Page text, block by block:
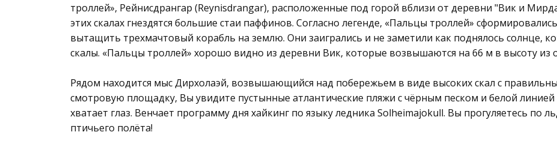
троллей», Рейнисдрангар (Reynisdrangаr), расположенные под горой вблизи от деревни "Вик и
этих скалах гнездятся большие стаи паффинов. Согласно легенде, «Пальцы троллей»
вытащить трехмачтовый корабль на землю. Они заигрались и не заметили как поднялось солнце,
скалы. «Пальцы троллей» хорошо видно из деревни Вик, которые возвышаются на 66 м в высоту из
Рядом находится мыс Дирхолаэй, возвышающийся над побережьем в виде высоких скал с
смотровую площадку, Вы увидите пустынные атлантические пляжи с чёрным песком и белой
хватает глаз. Венчает программу дня хайкинг по языку ледника Solheimajokull. Вы прогуляетесь по
птичьего полёта!